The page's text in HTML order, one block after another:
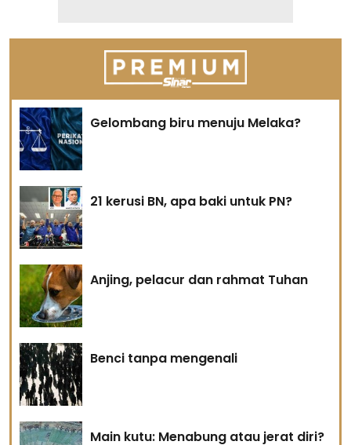
Gelombang biru menuju Melaka?
21 kerusi BN, apa baki untuk PN?
Anjing, pelacur dan rahmat Tuhan
Benci tanpa mengenali
Main kutu: Menabung atau jerat diri?